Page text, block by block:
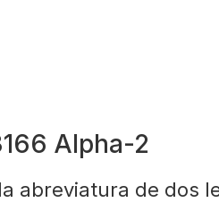
Alpha-2
abreviatura de dos